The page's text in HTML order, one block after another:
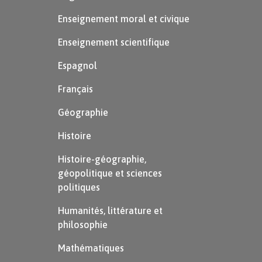
Définition
Pénurie :
La pénurie est le manque de ce qui est
nécessaire à une collectivité.
Enseignement moral et civique
Enseignement scientifique
Espagnol
Français
Géographie
Histoire
Histoire-géographie,
géopolitique et sciences
politiques
Humanités, littérature et
philosophie
Mathématiques